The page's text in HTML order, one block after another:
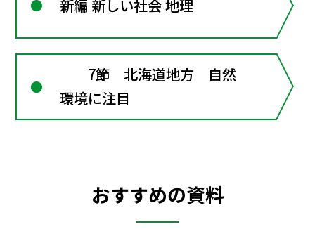
新編 新しい社会 地理
7節 北海道地方 自然
環境に注目
おすすめの資料